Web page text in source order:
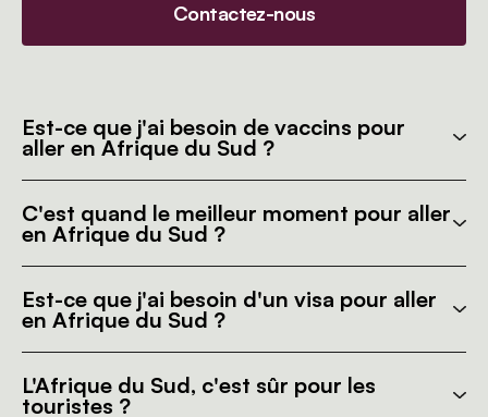
Contactez-nous
Est-ce que j'ai besoin de vaccins pour
aller en Afrique du Sud ?
C'est quand le meilleur moment pour aller
en Afrique du Sud ?
Est-ce que j'ai besoin d'un visa pour aller
en Afrique du Sud ?
L'Afrique du Sud, c'est sûr pour les
touristes ?